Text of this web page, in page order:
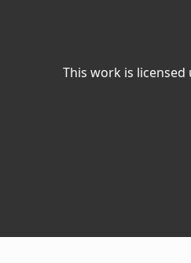
This work is licensed